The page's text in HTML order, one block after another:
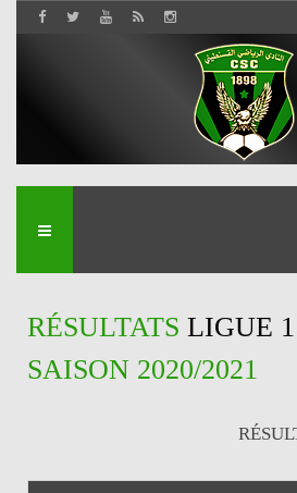
RÉSULTATS LIGUE 1
SAISON 2020/2021